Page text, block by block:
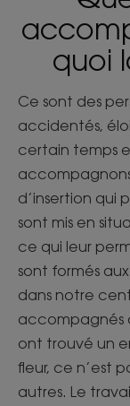
quoi
Ce sont des
accidentés,
certain temps
d’insertion qui
sont mis en
ce qui leur
sont formés
dans notre
accompagnés
ont trouvé un
fleur, ce n’est
autres. Le